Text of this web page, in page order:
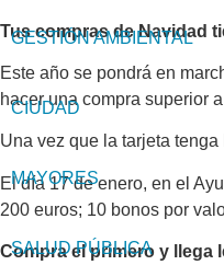
GESTIÓN AMBIENTAL
CIUDAD
MAYORES
SALUD PÚBLICA
Tus compras de Navidad
Este año se pondrá en
hacer una compra superior
Una vez que la tarjeta
El día 17 de enero, en el
200 euros; 10 bonos por
Compra el primero y llega